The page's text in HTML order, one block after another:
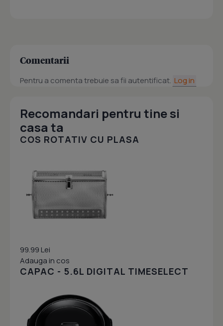
Comentarii
Pentru a comenta trebuie sa fii autentificat. Log in
Recomandari pentru tine si
casa ta
COS ROTATIV CU PLASA
99.99 Lei
Adauga in cos
CAPAC - 5.6L DIGITAL TIMESELECT